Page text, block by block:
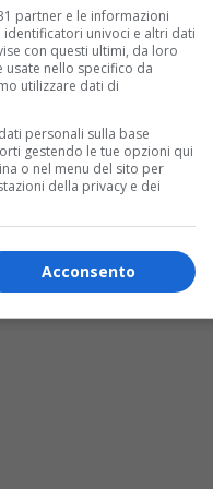
Showtime
interessante, al centro
, famosa per
Your Mother . Presenti
(volto diModern
un totale di otto
Marcos Siega, è lo
partner e le informazioni
univoci e altri dati
con questi ultimi, da loro
usate nello specifico da
utilizzare dati di
personali sulla base
gestendo le tue opzioni qui
o nel menu del sito per
della privacy e dei
Acconsento